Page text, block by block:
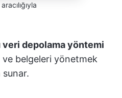
depolama yöntemi
ve belgeleri yönetmek